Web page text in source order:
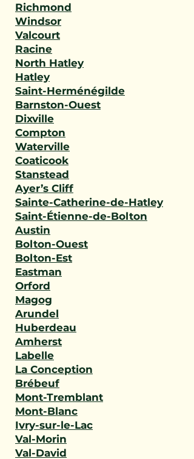
Richmond
Windsor
Valcourt
Racine
North Hatley
Hatley
Saint-Herménégilde
Barnston-Ouest
Dixville
Compton
Waterville
Coaticook
Stanstead
Ayer’s Cliff
Sainte-Catherine-de-Hatley
Saint-Étienne-de-Bolton
Austin
Bolton-Ouest
Bolton-Est
Eastman
Orford
Magog
Arundel
Huberdeau
Amherst
Labelle
La Conception
Brébeuf
Mont-Tremblant
Mont-Blanc
Ivry-sur-le-Lac
Val-Morin
Val-David